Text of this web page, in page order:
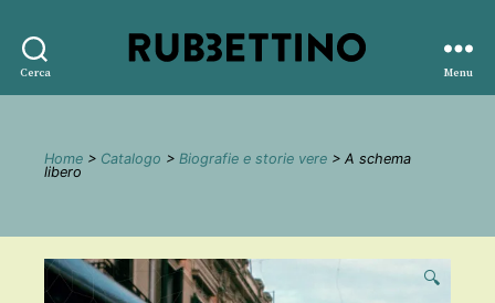
Cerca
editore
Menu
Home > Catalogo > Biografie e storie vere > A schema
libero
🔍